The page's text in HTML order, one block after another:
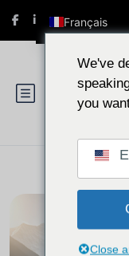
We've
you
Close
Français